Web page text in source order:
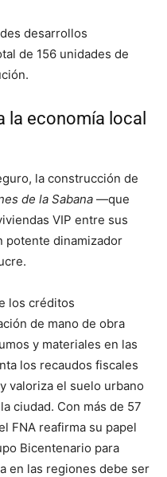
desarrollos
de 156 unidades de
.
la economía local
la construcción de
de la Sabana —que
VIP entre sus
potente dinamizador
.
los créditos
de mano de obra
y materiales en las
los recaudos fiscales
valoriza el suelo urbano
ciudad. Con más de 57
FNA reafirma su papel
Bicentenario para
en las regiones debe ser